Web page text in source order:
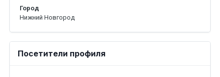
Город
Нижний Новгород
Посетители профиля